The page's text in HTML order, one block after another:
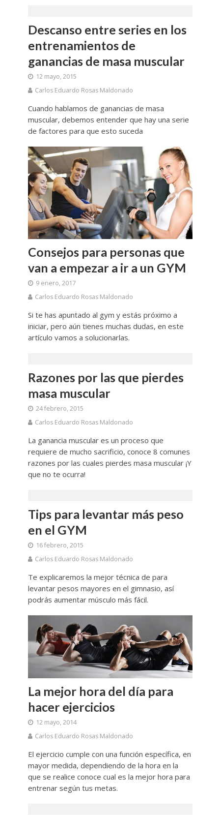
Descanso entre series en los
entrenamientos de
ganancias de masa muscular
12 mayo, 2015
Carlos Eduardo Rosas Maldonado
Cuando hablamos de ganancias de masa
muscular, debemos entender que hay una serie
de factores para que esto suceda
Consejos para personas que
van a empezar a ir a un GYM
9 enero, 2017
Carlos Eduardo Rosas Maldonado
Si te has apuntado al gym y estás próximo a
iniciar, pero aún tienes muchas dudas, en este
artículo vamos a solucionarlas.
Razones por las que pierdes
masa muscular
24 febrero, 2015
Carlos Eduardo Rosas Maldonado
La ganancia muscular es un proceso que
requiere de mucho sacrificio, conoce 8 comunes
razones por las cuales pierdes masa muscular ¡Y
que no te ocurra!
Tips para levantar más peso
en el GYM
16 febrero, 2015
Carlos Eduardo Rosas Maldonado
Te explicaremos la mejor técnica de para
levantar pesos mayores en el gimnasio, así
podrás aumentar músculo más fácil.
La mejor hora del día para
hacer ejercicios
12 mayo, 2014
Carlos Eduardo Rosas Maldonado
El ejercicio cumple con una función específica, en
mayor medida, dependiendo de la hora en la
que se realice conoce cual es la mejor hora para
entrenar según tus metas.